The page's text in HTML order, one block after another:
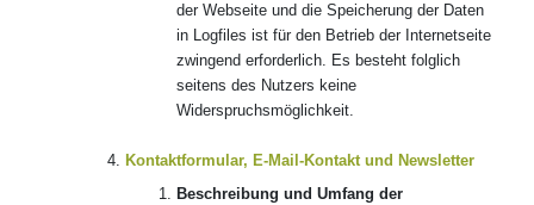
der Webseite und die Speicherung der Daten
in Logfiles ist für den Betrieb der Internetseite
zwingend erforderlich. Es besteht folglich
seitens des Nutzers keine
Widerspruchsmöglichkeit.
Kontaktformular, E-Mail-Kontakt und Newsletter
Beschreibung und Umfang der